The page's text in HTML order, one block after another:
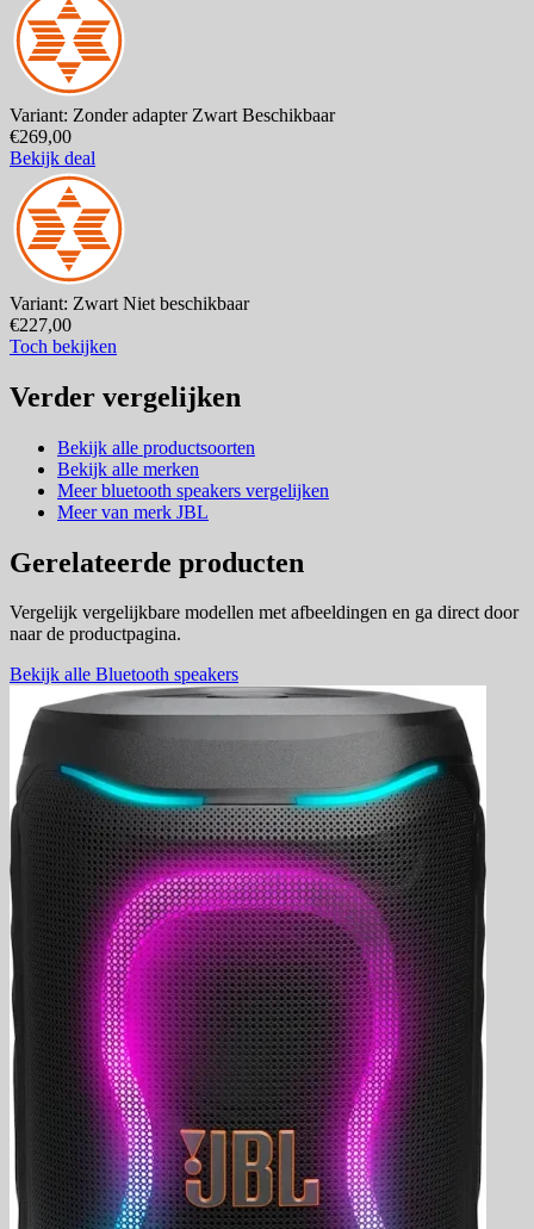
Variant: Zonder adapter Zwart Beschikbaar
€269,00
Bekijk deal
Variant: Zwart Niet beschikbaar
€227,00
Toch bekijken
Verder vergelijken
Bekijk alle productsoorten
Bekijk alle merken
Meer bluetooth speakers vergelijken
Meer van merk JBL
Gerelateerde producten
Vergelijk vergelijkbare modellen met afbeeldingen en ga direct door
naar de productpagina.
Bekijk alle Bluetooth speakers